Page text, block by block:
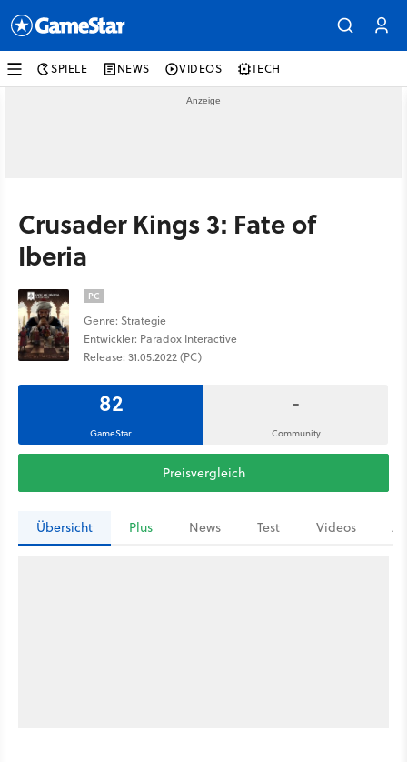
SPIELE NEWS VIDEOS TECH
Crusader Kings 3: Fate of
Iberia
PC
Genre: Strategie
Entwickler: Paradox Interactive
Release: 31.05.2022 (PC)
82
GameStar
-
Community
Preisvergleich
Übersicht Plus News Test Videos